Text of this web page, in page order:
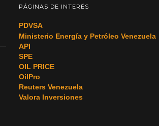
PÁGINAS DE INTERÉS
PDVSA
Ministerio Energía y Petróleo Venezuela
API
SPE
OIL PRICE
OilPro
Reuters Venezuela
Valora Inversiones